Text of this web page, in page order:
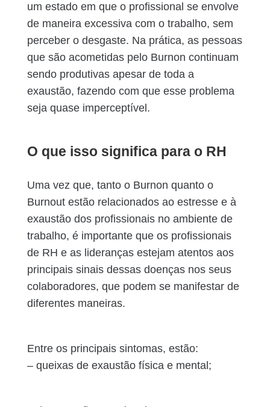
um estado em que o profissional se envolve
de maneira excessiva com o trabalho, sem
perceber o desgaste. Na prática, as pessoas
que são acometidas pelo Burnon continuam
sendo produtivas apesar de toda a
exaustão, fazendo com que esse problema
seja quase imperceptível.
O que isso significa para o RH
Uma vez que, tanto o Burnon quanto o
Burnout estão relacionados ao estresse e à
exaustão dos profissionais no ambiente de
trabalho, é importante que os profissionais
de RH e as lideranças estejam atentos aos
principais sinais dessas doenças nos seus
colaboradores, que podem se manifestar de
diferentes maneiras.
Entre os principais sintomas, estão:
– queixas de exaustão física e mental;